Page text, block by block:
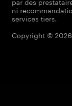
ni
services tiers.